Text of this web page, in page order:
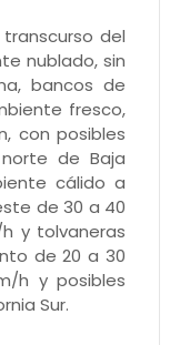
transcurso del
nublado, sin
bancos de
fresco,
con posibles
de Baja
cálido a
de 30 a 40
y tolvaneras
de 20 a 30
h y posibles
Sur.